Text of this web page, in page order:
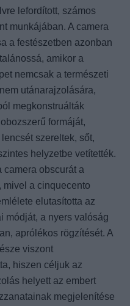
lefordított, számos
munkájában. A camera
a festészetben azonban
amikor a
nemcsak a természeti
utánarajzolására,
megkonstruálták
formáját,
szereltek, sőt,
helyzetbe vetítették.
camera obscurát a
mivel a cinquecento
elutasította az
módját, a nyers valóság
aprólékos rögzítését. A
viszont
hiszen céljuk az
helyett az embert
megjelenítése